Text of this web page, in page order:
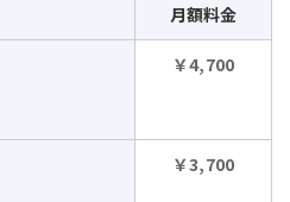
月額料金
￥4,700
￥3,700